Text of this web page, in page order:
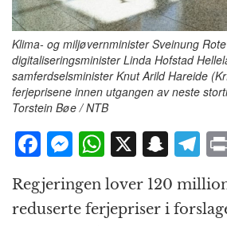
Klima- og miljøvernminister Sveinung
digitaliseringsminister Linda Hofstad
samferdselsminister Knut Arild Hareide
ferjeprisene innen utgangen av neste
Torstein Bøe / NTB
F
a
c
M
ss
W
h
at
X S
n
a
T
el
e
Regjeringen lover 120
reduserte ferjepriser i